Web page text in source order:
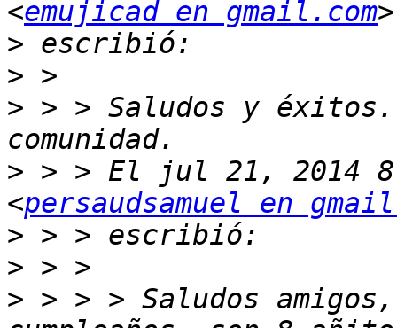
<emujicad en gmail.com
>
>
> > > Saludos y
> > > El jul 21, 2014
<persaudsamuel en
>
>
> > > > Saludos